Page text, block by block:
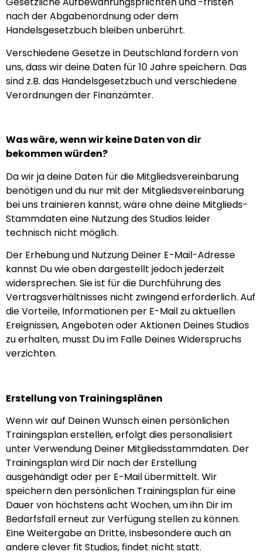
nach der Abgabenordnung oder dem
Handelsgesetzbuch bleiben unberührt.
Verschiedene Gesetze in Deutschland fordern von
uns, dass wir deine Daten für 10 Jahre speichern. Das
sind z.B. das Handelsgesetzbuch und verschiedene
Verordnungen der Finanzämter.
Was wäre, wenn wir keine Daten von dir
bekommen würden?
Da wir ja deine Daten für die Mitgliedsvereinbarung
benötigen und du nur mit der Mitgliedsvereinbarung
bei uns trainieren kannst, wäre ohne deine Mitglieds-
Stammdaten eine Nutzung des Studios leider
technisch nicht möglich.
Der Erhebung und Nutzung Deiner E-Mail-Adresse
kannst Du wie oben dargestellt jedoch jederzeit
widersprechen. Sie ist für die Durchführung des
Vertragsverhältnisses nicht zwingend erforderlich. Auf
die Vorteile, Informationen per E-Mail zu aktuellen
Ereignissen, Angeboten oder Aktionen Deines Studios
zu erhalten, musst Du im Falle Deines Widerspruchs
verzichten.
Erstellung von Trainingsplänen
Wenn wir auf Deinen Wunsch einen persönlichen
Trainingsplan erstellen, erfolgt dies personalisiert
unter Verwendung Deiner Mitgliedsstammdaten. Der
Trainingsplan wird Dir nach der Erstellung
ausgehändigt oder per E-Mail übermittelt. Wir
speichern den persönlichen Trainingsplan für eine
Dauer von höchstens acht Wochen, um ihn Dir im
Bedarfsfall erneut zur Verfügung stellen zu können.
Eine Weitergabe an Dritte, insbesondere auch an
andere clever fit Studios, findet nicht statt.